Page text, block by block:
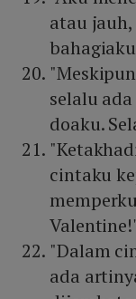
atau
selalu
doaku.
cintaku
"Dalam
ada